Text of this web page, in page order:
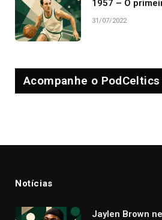
1957 – O
31/07/2022
Acompanhe o PodCeltics
Notícias
Jaylen Brown